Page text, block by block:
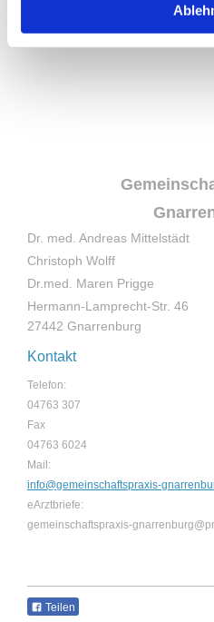
Dr. med. Andreas Mittelstädt
Christoph Wolff
Dr.med. Maren Prigge
Hermann-Lamprecht-Str. 46
27442 Gnarrenburg
Kontakt
Telefon:
04763 307
Fax
04763 6024
Mail:
info@gemeinschaftspraxis-
eArztbriefe:
gemeinschaftspraxis-
Teilen